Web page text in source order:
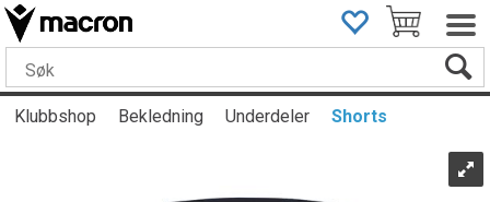
Klubbshop Bekledning Underdeler Shorts